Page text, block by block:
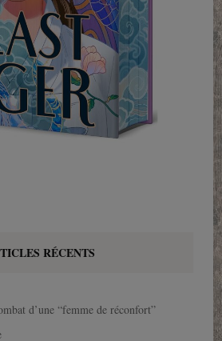
RÉCENTS
d’une “femme de réconfort”